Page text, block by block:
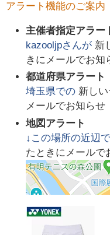
アラート機能のご案内
主催者指定アラー
kazooljpさんが 新
きにメールでお知
都道府県アラート
埼玉県での 新し
メールでお知らせ
地図アラート
↓この場所の近辺
たときにメールで